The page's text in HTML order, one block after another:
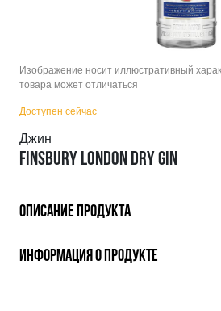
Изображение носит иллюстративный
товара может отличаться
Доступен сейчас
Джин
FINSBURY LONDON DRY GIN
ОПИСАНИЕ ПРОДУКТА
ИНФОРМАЦИЯ О ПРОДУКТЕ